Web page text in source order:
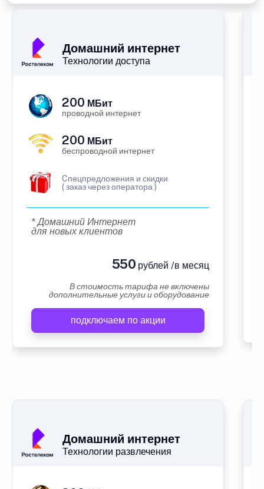
Домашний интернет
Технологии доступа
200 МБит
проводной интернет
200 МБит
беспроводной интернет
Cпецпредложения и скидки
( заказ через оператора )
* Домашний Интернет
для новых клиентов
550 рублей /в месяц
В стоимость тарифа не включены
дополнительные услуги и оборудование
подключаем по акции
Домашний интернет
Технологии развлечения